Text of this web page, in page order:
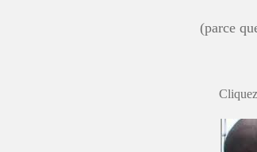
(parce